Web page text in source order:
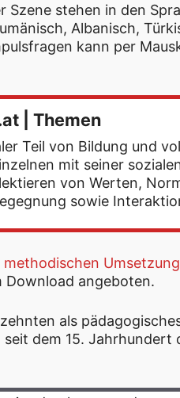
Szene stehen in den
Albanisch,
kann per
| Themen
Teil von Bildung und
mit seiner
von Werten,
sowie
methodischen Umsetzung
Download angeboten.
als
dem 15. Jahrhundert